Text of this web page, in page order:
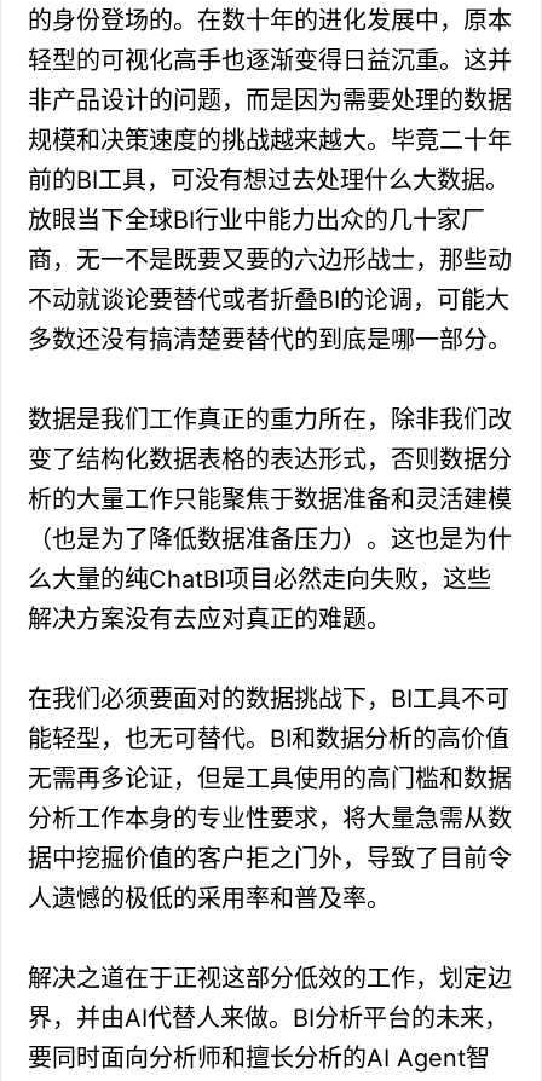
的身份登场的。在数十年的进化发展中，原本
轻型的可视化高手也逐渐变得日益沉重。这并
非产品设计的问题，而是因为需要处理的数据
规模和决策速度的挑战越来越大。毕竟二十年
前的BI工具，可没有想过去处理什么大数据。
放眼当下全球BI行业中能力出众的几十家厂
商，无一不是既要又要的六边形战士，那些动
不动就谈论要替代或者折叠BI的论调，可能大
多数还没有搞清楚要替代的到底是哪一部分。
数据是我们工作真正的重力所在，除非我们改
变了结构化数据表格的表达形式，否则数据分
析的大量工作只能聚焦于数据准备和灵活建模
（也是为了降低数据准备压力）。这也是为什
么大量的纯ChatBI项目必然走向失败，这些
解决方案没有去应对真正的难题。
在我们必须要面对的数据挑战下，BI工具不可
能轻型，也无可替代。BI和数据分析的高价值
无需再多论证，但是工具使用的高门槛和数据
分析工作本身的专业性要求，将大量急需从数
据中挖掘价值的客户拒之门外，导致了目前令
人遗憾的极低的采用率和普及率。
解决之道在于正视这部分低效的工作，划定边
界，并由AI代替人来做。BI分析平台的未来，
要同时面向分析师和擅长分析的AI Agent智